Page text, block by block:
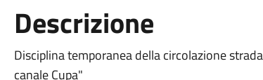
Descrizione
Disciplina temporanea della circolazione
canale Cupa"